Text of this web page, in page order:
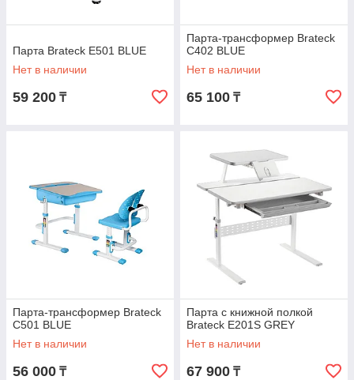
Парта Brateck E501 BLUE
Нет в наличии
59 200 ₸
Парта-трансформер Brateck
C402 BLUE
Нет в наличии
65 100 ₸
Парта-трансформер Brateck
C501 BLUE
Нет в наличии
56 000 ₸
Парта с книжной полкой
Brateck E201S GREY
Нет в наличии
67 900 ₸